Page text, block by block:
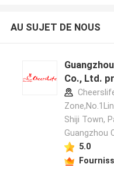
AU SUJET DE NOUS
Co., Ltd.
Shiji Town,
Guangzhou
5.0